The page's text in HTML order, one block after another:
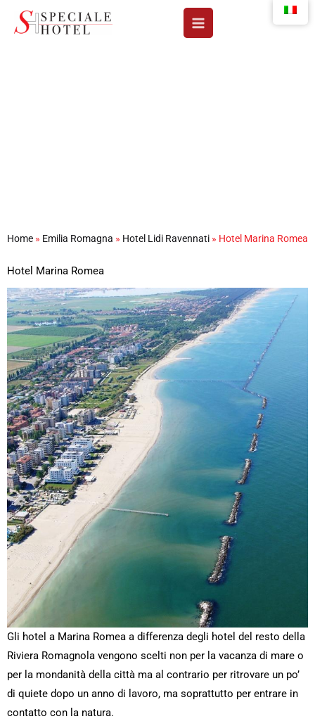
Home » Emilia Romagna » Hotel Lidi Ravennati » Hotel Marina Romea
Hotel Marina Romea
Gli hotel a Marina Romea a differenza degli hotel del resto della
Riviera Romagnola vengono scelti non per la vacanza di mare o
per la mondanità della città ma al contrario per ritrovare un po’
di quiete dopo un anno di lavoro, ma soprattutto per entrare in
contatto con la natura.